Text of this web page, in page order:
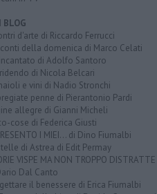
BLOG
d'arte di Riccardo Ferrucci
della domenica di Marco Celati
di Adolfo Santoro
di Nicola Belcari
e vini di Nadio Stronchi
penne di Pierantonio Pardi
allegre di Gianni Micheli
cose di Federica Giusti
I MIEI... di Dino Fiumalbi
di Astrea di Edit Permay
VISPE MA NON TROPPO DISTRATTE
Dal Canto
il benessere di Erica Fiumalbi